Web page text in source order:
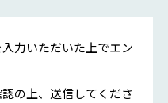
力いただいた上でエン
の上、送信してくださ